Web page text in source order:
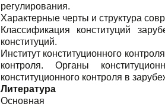
регулирования.
Характерные черты и структура
Классификация конституций
конституций.
Институт конституционного
контроля. Органы
конституционного контроля в
Литература
Основная